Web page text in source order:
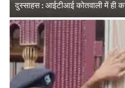
दुस्साहस : आईटीआई कोतवाली में ही